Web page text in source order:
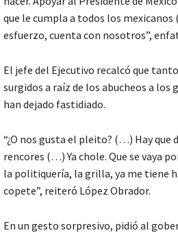
que le cumpla a todos los mexicanos
esfuerzo, cuenta con nosotros”,
El jefe del Ejecutivo recalcó que
surgidos a raíz de los abucheos a los
han dejado fastidiado.
“¿O nos gusta el pleito? (…) Hay que
rencores (…) Ya chole. Que se vaya
la politiquería, la grilla, ya me tiene
copete”, reiteró López Obrador.
En un gesto sorpresivo, pidió al